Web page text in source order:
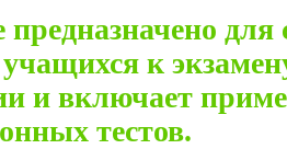
для
к
и включает
тестов.